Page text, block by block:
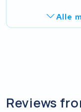
Alle
Reviews